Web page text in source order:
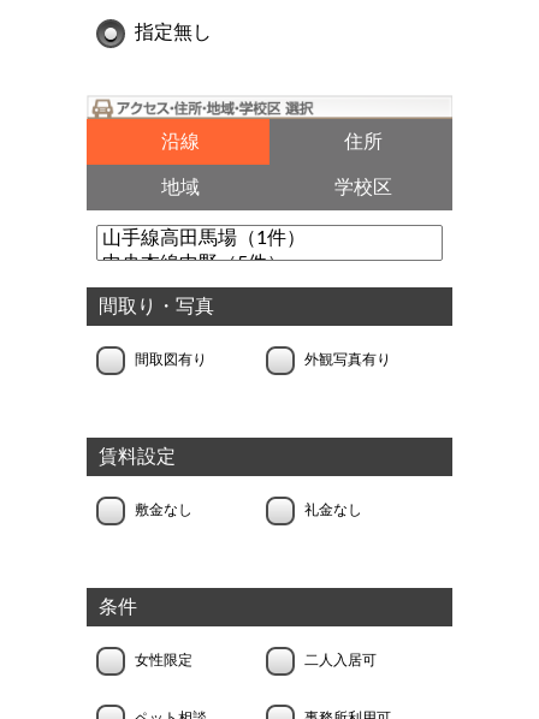
指定無し
沿線 住所
地域 学校区
間取り・写真
間取図有り 外観写真有り
賃料設定
敷金なし 礼金なし
条件
女性限定 二人入居可